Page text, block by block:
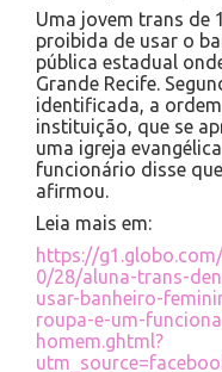
Uma jovem trans de
proibida de usar o
pública estadual
Grande Recife.
identificada, a
instituição, que se
uma igreja
funcionário disse
afirmou.
Leia mais em:
https://
0/28/aluna-trans-
usar-banheiro-
roupa-e-um-
homem.ghtml?